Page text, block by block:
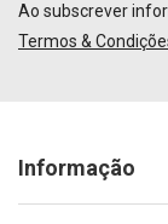
Ao subscrever
Termos &
Informação